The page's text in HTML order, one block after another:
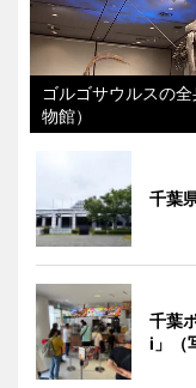
ゴルゴサウルスの
物館）
千葉
千葉
i」（